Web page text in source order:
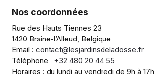
Nos coordonnées
Rue des Hauts Tiennes 23
1420 Braine-l’Alleud, Belgique
Email : contact@lesjardinsdeladosse.fr
Téléphone : +32 480 20 44 55
Horaires : du lundi au vendredi de 9h à 17h